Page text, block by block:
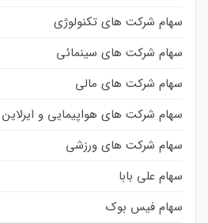
سهام شرکت های تکنولوژی
سهام شرکت های سینمائی
سهام شرکت های مالی
سهام شرکت های هواپیمایی و ایرلاین
سهام شرکت های ورزشی
سهام علی بابا
سهام فیس بوک